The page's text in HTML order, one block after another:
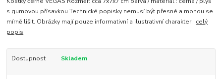
s gumovou přísavkou Technické popisky nemusí být přesné a mohou se
mírně lišit. Obrázky mají pouze informativní a ilustrativní charakter. celý
popis
Dostupnost Skladem